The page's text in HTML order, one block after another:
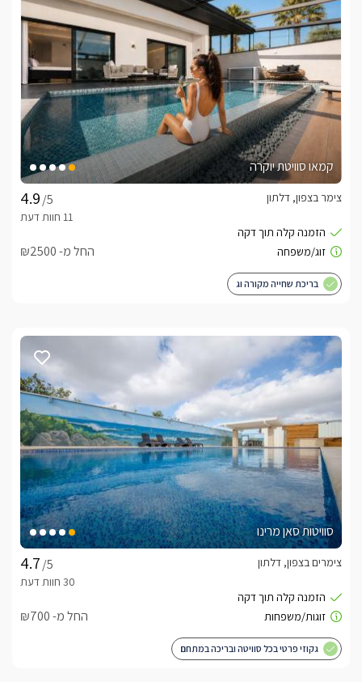
קמאו סוויטת יוקרה
/5
צימר בצפון, דלתון
החל מ- ₪2500
בריכת שחייה מקורה וג
סוויטות סאן מרינו
/5
צימרים בצפון, דלתון
החל מ- ₪700
גקוזי פרטי בכל סוויטה ובריכה במתחם